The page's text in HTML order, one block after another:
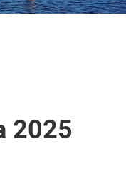
2025